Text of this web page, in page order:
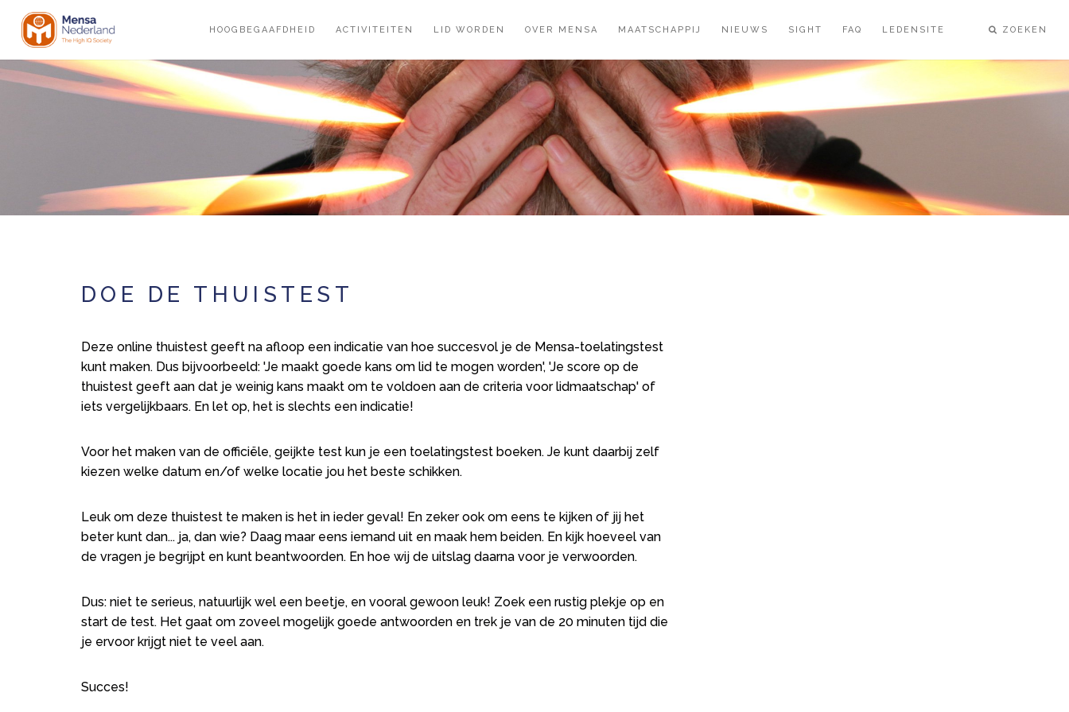
Overslaan
de
inhoud
HOOGBEGAAFDHEID ACTIVITEITEN LID WORDEN OVER MENSA MAATSCHAPPIJ NIEUWS SIGHT FAQ LEDENSITE ZOEKEN
DOE DE THUISTEST
Deze online thuistest geeft na afloop een indicatie van hoe succesvol je de Mensa-toelatingstest
kunt maken. Dus bijvoorbeeld: 'Je maakt goede kans om lid te mogen worden', 'Je score op de
thuistest geeft aan dat je weinig kans maakt om te voldoen aan de criteria voor lidmaatschap' of
iets vergelijkbaars. En let op, het is slechts een indicatie!
Voor het maken van de officiële, geijkte test kun je een toelatingstest boeken. Je kunt daarbij zelf
kiezen welke datum en/of welke locatie jou het beste schikken.
Leuk om deze thuistest te maken is het in ieder geval! En zeker ook om eens te kijken of jij het
beter kunt dan... ja, dan wie? Daag maar eens iemand uit en maak hem beiden. En kijk hoeveel van
de vragen je begrijpt en kunt beantwoorden. En hoe wij de uitslag daarna voor je verwoorden.
Dus: niet te serieus, natuurlijk wel een beetje, en vooral gewoon leuk! Zoek een rustig plekje op en
start de test. Het gaat om zoveel mogelijk goede antwoorden en trek je van de 20 minuten tijd die
je ervoor krijgt niet te veel aan.
Succes!